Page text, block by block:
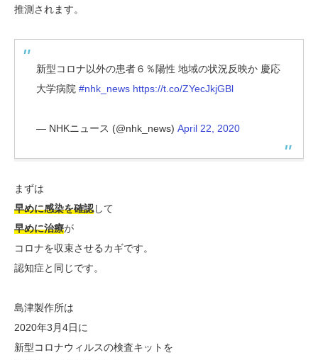
推測されます。
新型コロナ以外の患者６％陽性 地域の状況反映か 慶応
大学病院 #nhk_news https://t.co/ZYecJkjGBl
— NHKニュース (@nhk_news) April 22, 2020
まずは
早めに感染を確認して
早めに治療が
コロナを収束させるカギです。
認知症と同じです。
島津製作所は
2020年3月4日に
新型コロナウィルスの検査キットを